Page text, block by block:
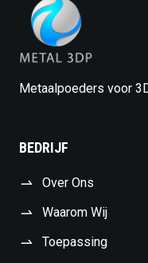
Metaalpoeders voor
BEDRIJF
Over Ons
Waarom Wij
Toepassing